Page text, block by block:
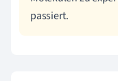
passiert.